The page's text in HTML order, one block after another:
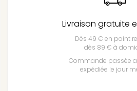
Livraison gratuite
Dès 49 € en point
dès 89 € à
Commande passée
expédiée le jour